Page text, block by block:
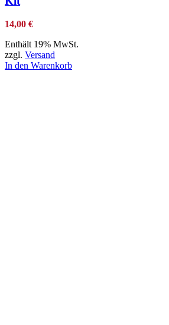
14,00 €
Enthält 19% MwSt.
zzgl. Versand
In den Warenkorb